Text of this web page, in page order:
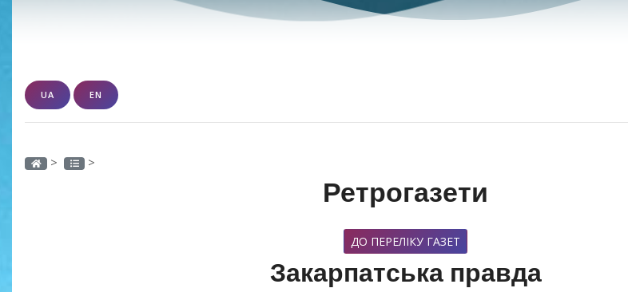
UA EN
> >
Ретрогазети
ДО ПЕРЕЛІКУ ГАЗЕТ
Закарпатська правда